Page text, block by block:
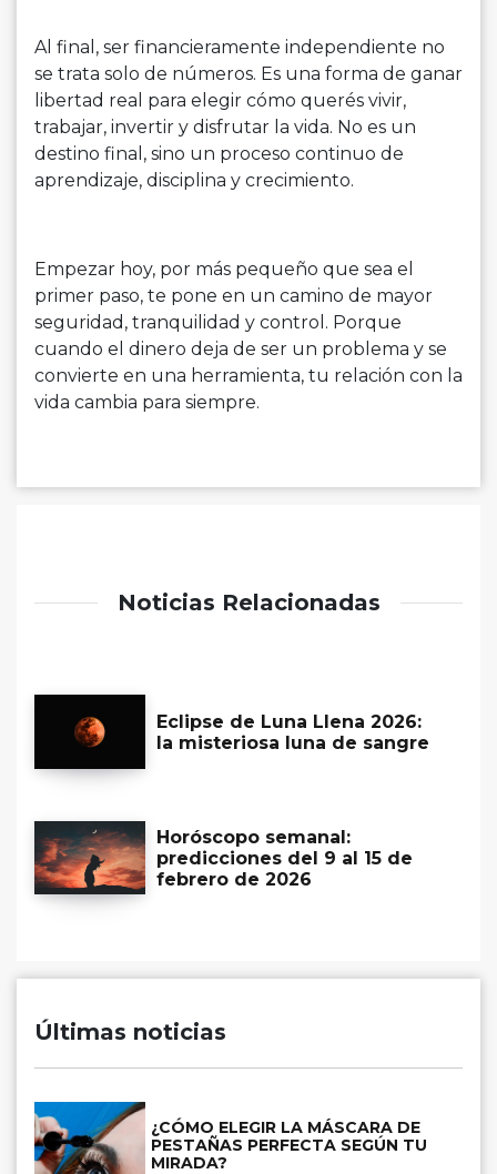
Al final, ser financieramente independiente no
se trata solo de números. Es una forma de ganar
libertad real para elegir cómo querés vivir,
trabajar, invertir y disfrutar la vida. No es un
destino final, sino un proceso continuo de
aprendizaje, disciplina y crecimiento.
Empezar hoy, por más pequeño que sea el
primer paso, te pone en un camino de mayor
seguridad, tranquilidad y control. Porque
cuando el dinero deja de ser un problema y se
convierte en una herramienta, tu relación con la
vida cambia para siempre.
Noticias Relacionadas
Eclipse de Luna Llena 2026:
la misteriosa luna de sangre
Horóscopo semanal:
predicciones del 9 al 15 de
febrero de 2026
Últimas noticias
¿CÓMO ELEGIR LA MÁSCARA DE
PESTAÑAS PERFECTA SEGÚN TU
MIRADA?